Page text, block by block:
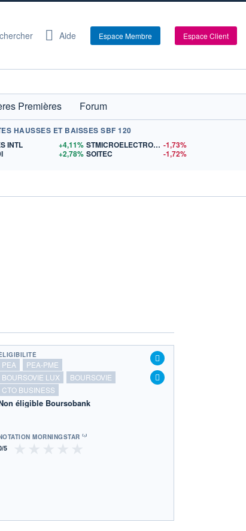
Aide Espace Membre Espace Client
Premières
Forum
HAUSSES ET BAISSES SBF 120
INTL
+4,11%
+2,78%
STMICROELECTRONICS -1,73%
SOITEC
-1,72%
PEA
PEA-PME
BOURSOVIE LUX
BOURSOVIE
CTO BUSINESS
éligible Boursobank
MORNINGSTAR ⁽¹⁾